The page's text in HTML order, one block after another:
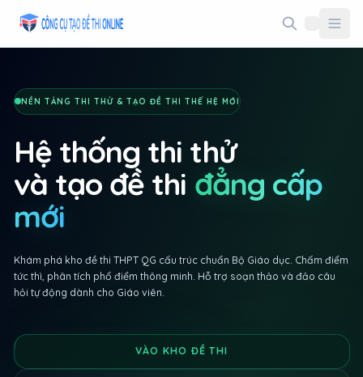
NỀN TẢNG THI THỬ & TẠO ĐỀ THI THẾ HỆ MỚI
Hệ thống thi thử
và tạo đề thi đẳng cấp
mới
Khám phá kho đề thi THPT QG cấu trúc chuẩn Bộ Giáo dục. Chấm điểm
tức thì, phân tích phổ điểm thông minh. Hỗ trợ soạn thảo và đảo câu
hỏi tự động dành cho Giáo viên.
VÀO KHO ĐỀ THI